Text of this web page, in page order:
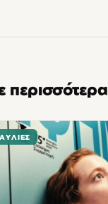
περισσότερα